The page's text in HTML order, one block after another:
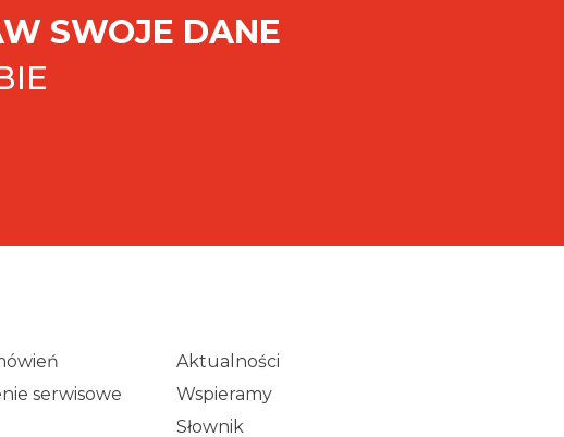
SWOJE DANE
serwisowe
Aktualności
Wspieramy
Słownik